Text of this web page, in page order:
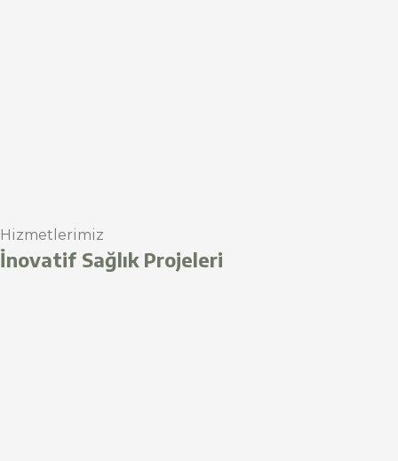
Hizmetlerimiz
İnovatif Sağlık Projeleri